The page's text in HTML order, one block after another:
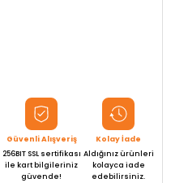
Güvenli Alışveriş
256BIT SSL sertifikası
ile kart bilgileriniz
güvende!
Kolay İade
Aldığınız ürünleri
kolayca iade
edebilirsiniz.